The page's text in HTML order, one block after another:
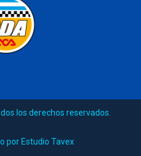
los derechos reservados.
por Estudio Tavex